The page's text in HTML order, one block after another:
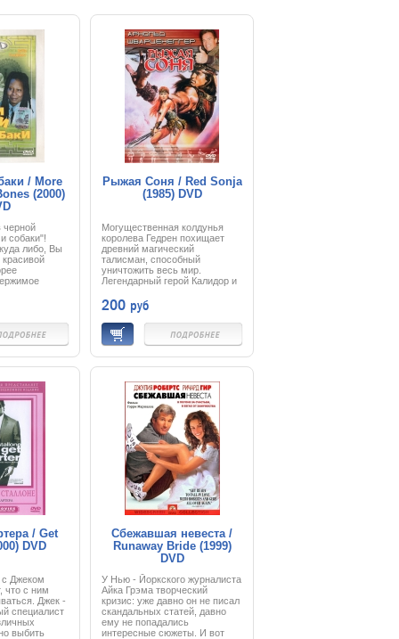
/ More
(2000)
черной
собаки"!
либо, Вы
А
В черной
собаки»
и
детектив, и
по кличке
и офицера
и ее
они
развязке.
Рыжая Соня / Red Sonja
(1985) DVD
Могущественная колдунья
королева Гедрен похищает
древний магический
талисман, способный
уничтожить весь мир.
Легендарный герой Калидор и
Соня отправляются в далекий,
полный опасностей поход к
Хаблаку - столице королевы
Гедрен, чтобы сразиться с
силами зла и спасти Землю от
разрушения.
200 руб
/ Get
DVD
с Джеком
что с ним
Джек -
специалист
выбить
Сбежавшая невеста /
Runaway Bride (1999)
DVD
У Нью - Йоркского журналиста
Айка Грэма творческий
кризис: уже давно он не писал
скандальных статей, давно
ему не попадались
интересные сюжеты. И вот